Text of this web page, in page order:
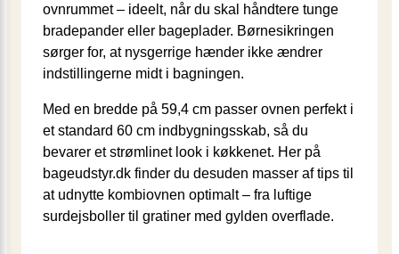
ovnrummet – ideelt, når du skal håndtere tunge
bradepander eller bageplader. Børnesikringen
sørger for, at nysgerrige hænder ikke ændrer
indstillingerne midt i bagningen.
Med en bredde på 59,4 cm passer ovnen perfekt i
et standard 60 cm indbygningsskab, så du
bevarer et strømlinet look i køkkenet. Her på
bageudstyr.dk finder du desuden masser af tips til
at udnytte kombiovnen optimalt – fra luftige
surdejsboller til gratiner med gylden overflade.